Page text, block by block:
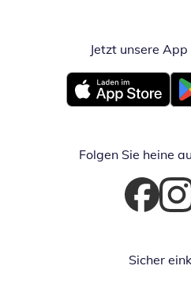
Jetzt unsere
Öffnet in neuem
Folgen Sie heine
Öffnet in
Sicher